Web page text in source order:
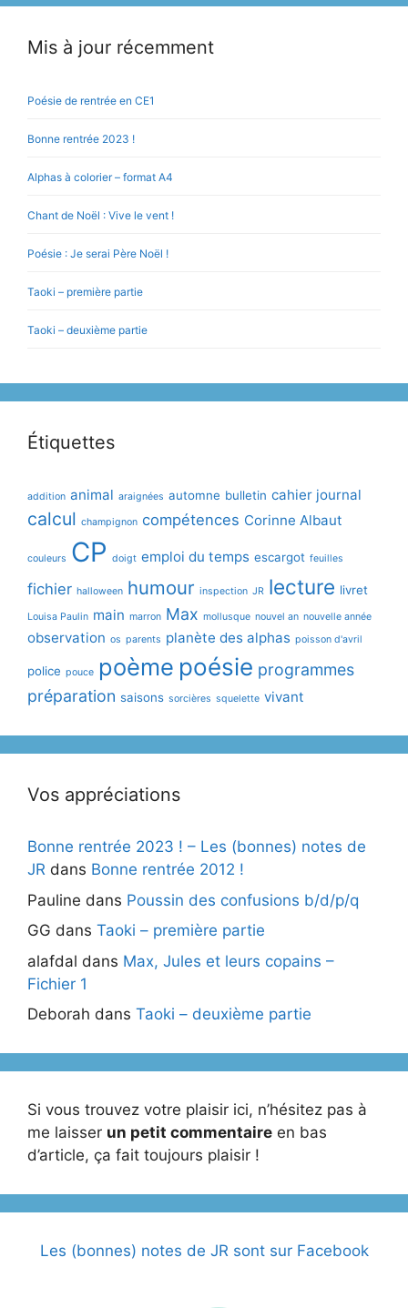
Mis à jour récemment
Poésie de rentrée en CE1
Bonne rentrée 2023 !
Alphas à colorier – format A4
Chant de Noël : Vive le vent !
Poésie : Je serai Père Noël !
Taoki – première partie
Taoki – deuxième partie
Étiquettes
addition animal araignées automne bulletin cahier journal
calcul champignon compétences Corinne Albaut
couleurs CP doigt emploi du temps escargot feuilles
fichier halloween humour inspection JR lecture livret
Louisa Paulin main marron Max mollusque nouvel an nouvelle année
observation os parents planète des alphas poisson d'avril
police pouce poème poésie programmes
préparation saisons sorcières squelette vivant
Vos appréciations
Bonne rentrée 2023 ! – Les (bonnes) notes de
JR dans Bonne rentrée 2012 !
Pauline dans Poussin des confusions b/d/p/q
GG dans Taoki – première partie
alafdal dans Max, Jules et leurs copains –
Fichier 1
Deborah dans Taoki – deuxième partie
Si vous trouvez votre plaisir ici, n’hésitez pas à
me laisser un petit commentaire en bas
d’article, ça fait toujours plaisir !
Les (bonnes) notes de JR sont sur Facebook